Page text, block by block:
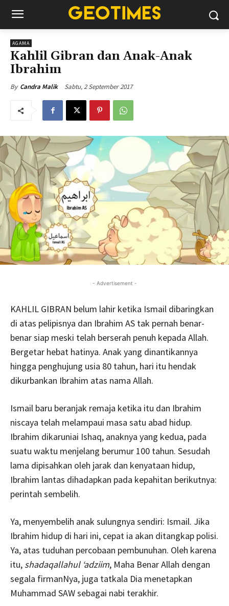
AGAMA
Kahlil Gibran dan Anak-Anak
Ibrahim
By Candra Malik Sabtu, 2 September 2017
- Advertisement -
KAHLIL GIBRAN belum lahir ketika Ismail dibaringkan
di atas pelipisnya dan Ibrahim AS tak pernah benar-
benar siap meski telah berserah penuh kepada Allah.
Bergetar hebat hatinya. Anak yang dinantikannya
hingga penghujung usia 80 tahun, hari itu hendak
dikurbankan Ibrahim atas nama Allah.
Ismail baru beranjak remaja ketika itu dan Ibrahim
niscaya telah melampaui masa satu abad hidup.
Ibrahim dikaruniai Ishaq, anaknya yang kedua, pada
suatu waktu menjelang berumur 100 tahun. Sesudah
lama dipisahkan oleh jarak dan kenyataan hidup,
Ibrahim lantas dihadapkan pada kepahitan berikutnya:
perintah sembelih.
Ya, menyembelih anak sulungnya sendiri: Ismail. Jika
Ibrahim hidup di hari ini, cepat ia akan ditangkap polisi.
Ya, atas tuduhan percobaan pembunuhan. Oleh karena
itu, shadaqallahul ‘adziim, Maha Benar Allah dengan
segala firmanNya, juga tatkala Dia menetapkan
Muhammad SAW sebagai nabi terakhir.